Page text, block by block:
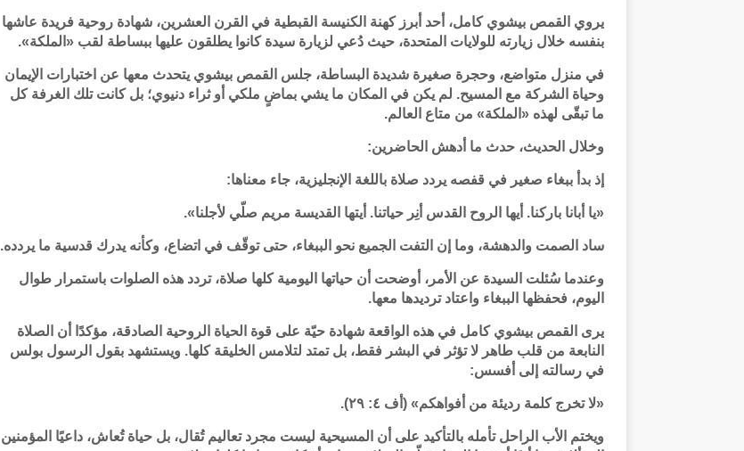
يروي القمص بيشوي كامل، أحد أبرز كهنة الكنيسة القبطية في القرن العشرين، شهادة روحية فريدة عاشها
بنفسه خلال زيارته للولايات المتحدة، حيث دُعي لزيارة سيدة كانوا يطلقون عليها ببساطة لقب «الملكة».
في منزل متواضع، وحجرة صغيرة شديدة البساطة، جلس القمص بيشوي يتحدث معها عن اختبارات الإيمان
وحياة الشركة مع المسيح. لم يكن في المكان ما يشي بماضٍ ملكي أو ثراء دنيوي؛ بل كانت تلك الغرفة كل
ما تبقّى لهذه «الملكة» من متاع العالم.
وخلال الحديث، حدث ما أدهش الحاضرين:
إذ بدأ ببغاء صغير في قفصه يردد صلاة باللغة الإنجليزية، جاء معناها:
«يا أبانا باركنا. أيها الروح القدس أنِر حياتنا. أيتها القديسة مريم صلّي لأجلنا».
ساد الصمت والدهشة، وما إن التفت الجميع نحو الببغاء، حتى توقّف في اتضاع، وكأنه يدرك قدسية ما يردده.
وعندما سُئلت السيدة عن الأمر، أوضحت أن حياتها اليومية كلها صلاة، تردد هذه الصلوات باستمرار طوال
اليوم، فحفظها الببغاء واعتاد ترديدها معها.
يرى القمص بيشوي كامل في هذه الواقعة شهادة حيّة على قوة الحياة الروحية الصادقة، مؤكدًا أن الصلاة
النابعة من قلب طاهر لا تؤثر في البشر فقط، بل تمتد لتلامس الخليقة كلها. ويستشهد بقول الرسول بولس
في رسالته إلى أفسس:
«لا تخرج كلمة رديئة من أفواهكم» (أف ٤: ٢٩).
ويختم الأب الراحل تأمله بالتأكيد على أن المسيحية ليست مجرد تعاليم تُقال، بل حياة تُعاش، داعيًا المؤمنين